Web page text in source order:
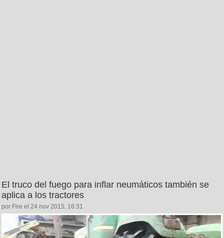
El truco del fuego para inflar neumáticos también se
aplica a los tractores
por Fire el 24 nov 2015, 16:31